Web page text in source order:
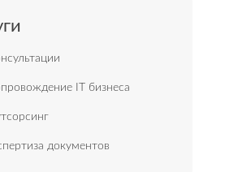
IT бизнеса
документов